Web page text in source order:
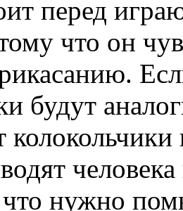
перед
что он
будут
нужно